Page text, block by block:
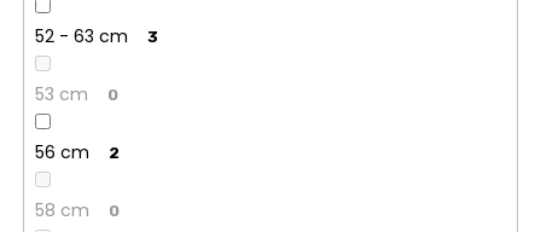
52 - 63 cm 3
53 cm 0
56 cm 2
58 cm 0